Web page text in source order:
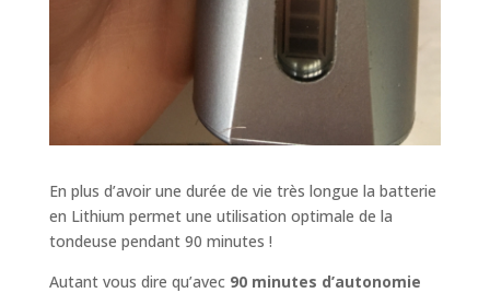
En plus d’avoir une durée de vie très longue la batterie
en Lithium permet une utilisation optimale de la
tondeuse pendant 90 minutes !
Autant vous dire qu’avec 90 minutes d’autonomie